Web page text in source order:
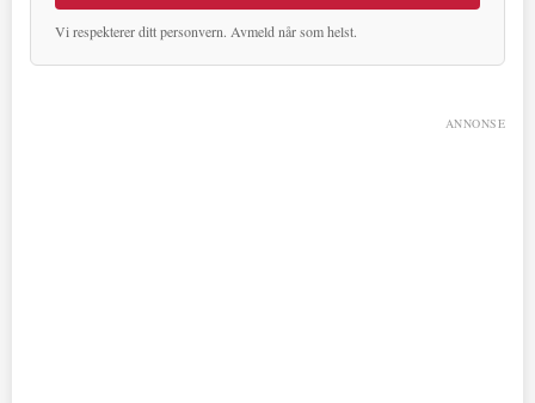
Vi respekterer ditt personvern. Avmeld når som helst.
ANNONSE